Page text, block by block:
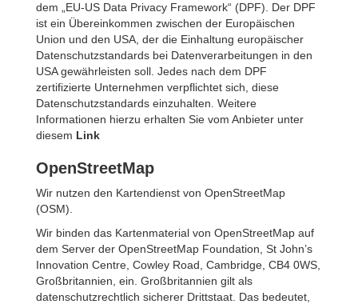
dem „EU-US Data Privacy Framework“ (DPF). Der DPF
ist ein Übereinkommen zwischen der Europäischen
Union und den USA, der die Einhaltung europäischer
Datenschutzstandards bei Datenverarbeitungen in den
USA gewährleisten soll. Jedes nach dem DPF
zertifizierte Unternehmen verpflichtet sich, diese
Datenschutzstandards einzuhalten. Weitere
Informationen hierzu erhalten Sie vom Anbieter unter
diesem Link
OpenStreetMap
Wir nutzen den Kartendienst von OpenStreetMap
(OSM).
Wir binden das Kartenmaterial von OpenStreetMap auf
dem Server der OpenStreetMap Foundation, St John’s
Innovation Centre, Cowley Road, Cambridge, CB4 0WS,
Großbritannien, ein. Großbritannien gilt als
datenschutzrechtlich sicherer Drittstaat. Das bedeutet,